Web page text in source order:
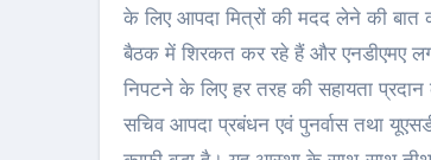
के लिए आपदा मित्रों की मदद लेने की बात
बैठक में शिरकत कर रहे हैं और एनडीएमए
निपटने के लिए हर तरह की सहायता प्रदान
सचिव आपदा प्रबंधन एवं पुनर्वास तथा